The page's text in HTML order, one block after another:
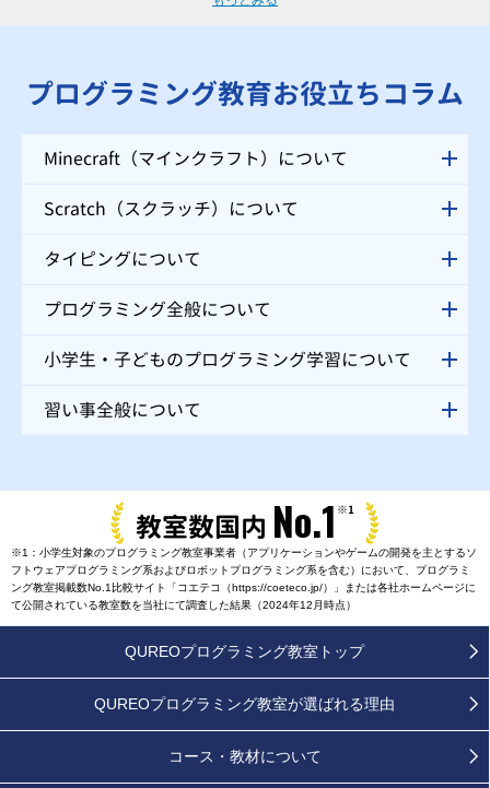
度に合わせた個別指導を行う「QUREOプログラミング教室 明光義塾 アリ
プログラミング教育お役立ちコラム
Minecraft（マインクラフト）について
Scratch（スクラッチ）について
タイピングについて
プログラミング全般について
小学生・子どものプログラミング学習について
習い事全般について
教室数国内 No.1 ※1
※1：小学生対象のプログラミング教室事業者（アプリケーションやゲームの開発を主とするソ
フトウェアプログラミング系およびロボットプログラミング系を含む）において、プログラミ
ング教室掲載数No.1比較サイト「コエテコ（https://coeteco.jp/）」または各社ホームページに
て公開されている教室数を当社にて調査した結果（2024年12月時点）
QUREOプログラミング教室トップ
QUREOプログラミング教室が選ばれる理由
コース・教材について